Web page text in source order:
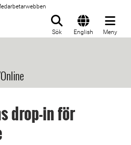
Sök English Meny
drop-in för